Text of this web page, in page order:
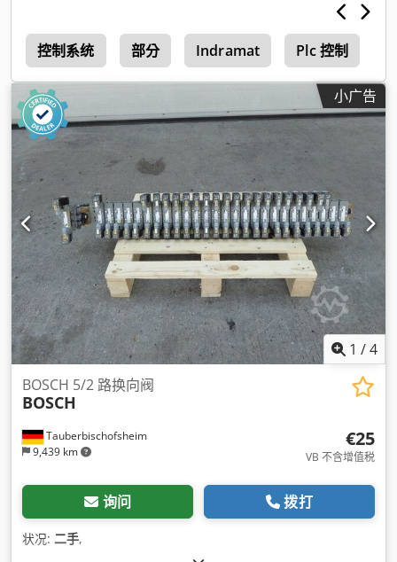
控制系统 部分 Indramat Plc 控制
小广告
1 /4
Tauberbischofsheim
9,439 km
BOSCH 5/2 路换向阀
BOSCH
€25
VB 不含增值税
询问 拨打
状况: 二手,